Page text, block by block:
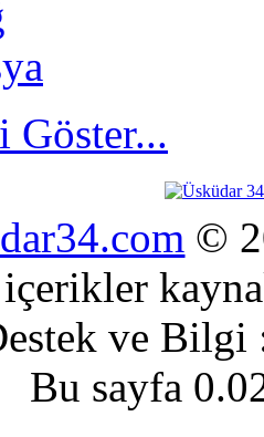
©
ve
Bu sayfa